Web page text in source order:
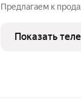
Предлагаем к
дома по адресу:
шумной
Показать